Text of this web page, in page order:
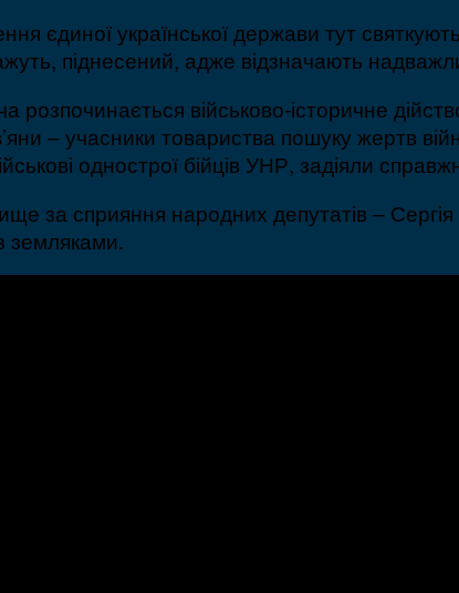
єдиної української держави тут
піднесений, адже відзначають
розпочинається військово-історичне
– учасники товариства пошуку жертв
однострої бійців УНР, задіяли
за сприяння народних депутатів –
земляками.